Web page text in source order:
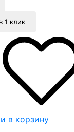
1 клик
в корзину